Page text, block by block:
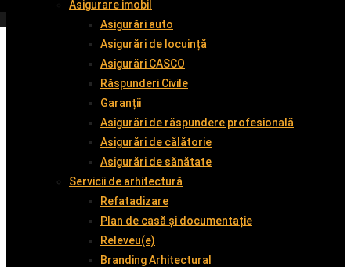
Asigurare imobil
Asigurări auto
Asigurări de locuință
Asigurări CASCO
Răspunderi Civile
Garanții
Asigurări de răspundere profesională
Asigurări de călătorie
Asigurări de sănătate
Servicii de arhitectură
Refatadizare
Plan de casă și documentație
Releveu(e)
Branding Arhitectural